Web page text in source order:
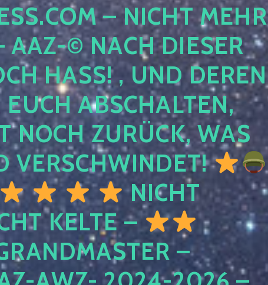
– NICHT MEHR BE
© NACH DIESER NA
HASS! , UND DEREN KI
ABSCHALTEN, EH
ZURÜCK, WAS AU
NICHT
KELTE –
– S